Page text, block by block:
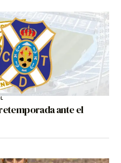
ante el